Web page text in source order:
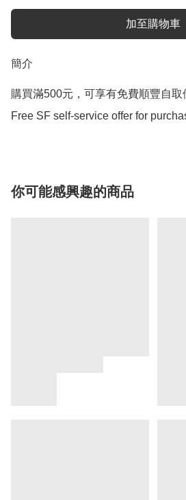
加至購物車
簡介
購買滿500元，可享有免費順豐自取
Free SF self-service offer for
你可能感興趣的商品